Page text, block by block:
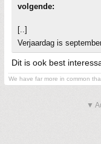
volgende:
[..]
Verjaardag is
Dit is ook best
We have far more in common
▼